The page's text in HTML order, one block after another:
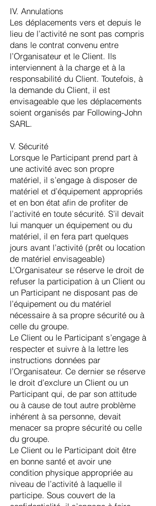
IV. Annulations
Les déplacements vers et depuis le
lieu de l’activité ne sont pas compris
dans le contrat convenu entre
l’Organisateur et le Client. Ils
interviennent à la charge et à la
responsabilité du Client. Toutefois, à
la demande du Client, il est
envisageable que les déplacements
soient organisés par Following-John
SARL.
V. Sécurité
Lorsque le Participant prend part à
une activité avec son propre
matériel, il s’engage à disposer de
matériel et d’équipement appropriés
et en bon état afin de profiter de
l’activité en toute sécurité. S’il devait
lui manquer un équipement ou du
matériel, il en fera part quelques
jours avant l’activité (prêt ou location
de matériel envisageable)
L’Organisateur se réserve le droit de
refuser la participation à un Client ou
un Participant ne disposant pas de
l’équipement ou du matériel
nécessaire à sa propre sécurité ou à
celle du groupe.
Le Client ou le Participant s’engage à
respecter et suivre à la lettre les
instructions données par
l’Organisateur. Ce dernier se réserve
le droit d’exclure un Client ou un
Participant qui, de par son attitude
ou à cause de tout autre problème
inhérent à sa personne, devait
menacer sa propre sécurité ou celle
du groupe.
Le Client ou le Participant doit être
en bonne santé et avoir une
condition physique appropriée au
niveau de l’activité à laquelle il
participe. Sous couvert de la